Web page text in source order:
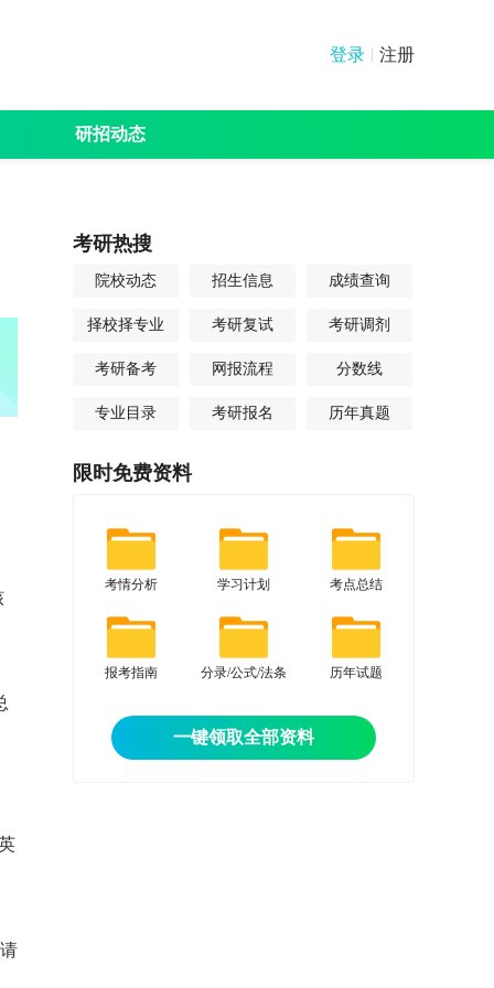
登录 注册
研招动态
分数线
考研热搜
院校动态 招生信息 成绩查询
择校择专业 考研复试 考研调剂
考研备考 网报流程 分数线
专业目录 考研报名 历年真题
限时免费资料
考情分析 学习计划 考点总结
报考指南 分录/公式/法条 历年试题
一键领取全部资料